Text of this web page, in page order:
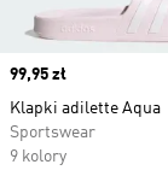
Price
99,95 zł
Klapki adilette Aqua
Sportswear
9 kolory